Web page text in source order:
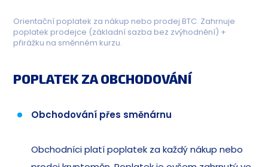
Orientační poplatek za nákup nebo prodej BTC. Zahrnuje
poplatek prodejce (základní sazba bez zvýhodnění) +
přirážku na směnném kurzu.
POPLATEK ZA OBCHODOVÁNÍ
Obchodování přes směnárnu
Obchodníci platí poplatek za každý nákup nebo